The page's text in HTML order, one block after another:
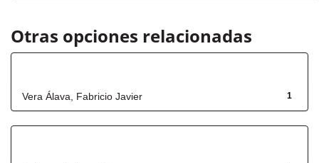
Otras opciones relacionadas
1
Vera Álava, Fabricio Javier